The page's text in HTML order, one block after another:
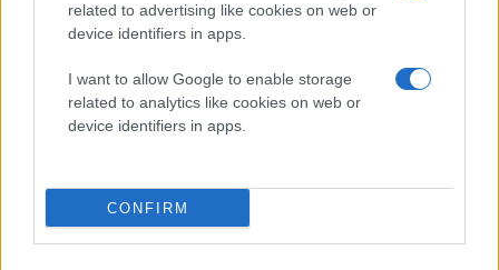
related to advertising like cookies on web or
device identifiers in apps.
I want to allow Google to enable storage
related to analytics like cookies on web or
device identifiers in apps.
CONFIRM
η μητέρα και σύζυγος των δύο άτυχων
θυμάτων να κερδίσει τη μάχη για τη ζωή,ελπίζω οι
αρμόδιες αρχές να δώσουν σύντομα, σαφείς απαντήσεις,
καθώς περιπτώσεις σαν και της Λητής υπάρχουν δυστυχώς
πάρα πολλές.
Διάβαστε περισσότερα